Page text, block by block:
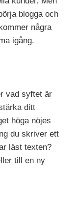
blogga och
några
igång.
vad syftet är
ditt
höga nöjes
du skriver ett
läst texten?
till en ny